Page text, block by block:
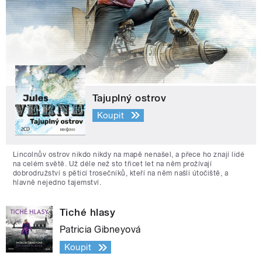
Tajuplný ostrov
Koupit
Lincolnův ostrov nikdo nikdy na mapě nenašel, a přece ho znají lidé
na celém světě. Už déle než sto třicet let na něm prožívají
dobrodružství s pěticí trosečníků, kteří na něm našli útočiště, a
hlavně nejedno tajemství.
Tiché hlasy
Patricia Gibneyová
Koupit